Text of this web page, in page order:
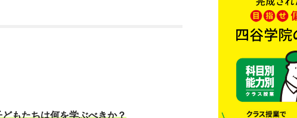
もたちは何を学ぶべきか？